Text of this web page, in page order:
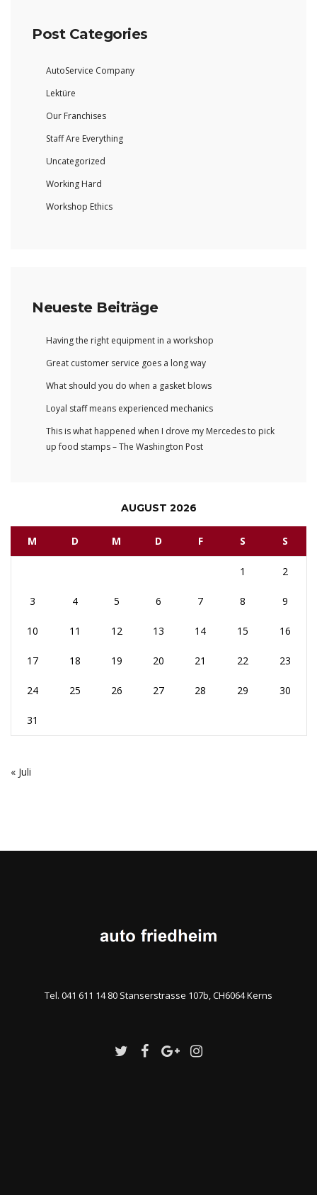
Post Categories
AutoService Company
Lektüre
Our Franchises
Staff Are Everything
Uncategorized
Working Hard
Workshop Ethics
Neueste Beiträge
Having the right equipment in a workshop
Great customer service goes a long way
What should you do when a gasket blows
Loyal staff means experienced mechanics
This is what happened when I drove my Mercedes to pick
up food stamps – The Washington Post
AUGUST 2026
M D M D F S S
1 2
3 4 5 6 7 8 9
10 11 12 13 14 15 16
17 18 19 20 21 22 23
24 25 26 27 28 29 30
31
« Juli
Tel. 041 611 14 80 Stanserstrasse 107b, CH6064 Kerns